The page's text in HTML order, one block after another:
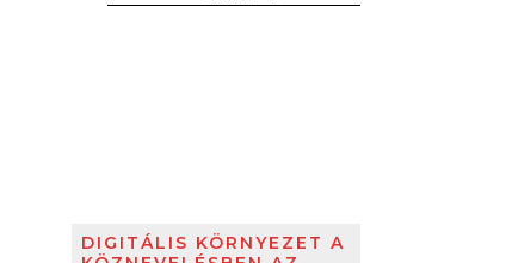
DIGITÁLIS KÖRNYEZET A